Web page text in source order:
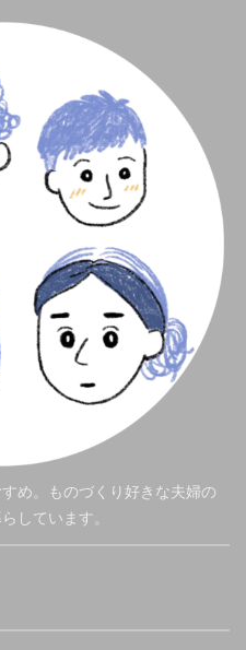
め。ものづくり好きな夫婦の
しています。